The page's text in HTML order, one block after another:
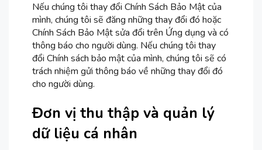
Nếu chúng tôi thay đổi Chính Sách Bảo Mật của
mình, chúng tôi sẽ đăng những thay đổi đó hoặc
Chính Sách Bảo Mật sửa đổi trên Ứng dụng và có
thông báo cho người dùng. Nếu chúng tôi thay
đổi Chính sách bảo mật của mình, chúng tôi sẽ có
trách nhiệm gửi thông báo về những thay đổi đó
cho người dùng.
Đơn vị thu thập và quản lý
dữ liệu cá nhân